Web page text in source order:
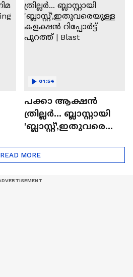
Times
പക്കാ ആക്ഷൻ
ത്രില്ലർ... ബ്ലാസ്റ്റായി
'ബ്ലാസ്റ്റ്',ഇതുവരെയു
റിപ്പോർട്ട് പുറത്ത് |
Blast
01:54
READ MORE